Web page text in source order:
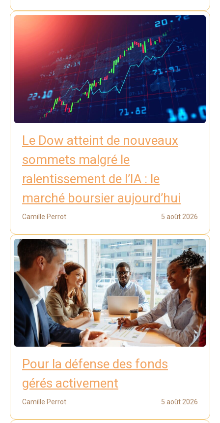
Le Dow atteint de nouveaux
sommets malgré le
ralentissement de l’IA : le
marché boursier aujourd’hui
Camille Perrot 5 août 2026
Pour la défense des fonds
gérés activement
Camille Perrot 5 août 2026